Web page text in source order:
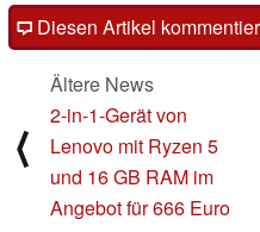
Diesen Artikel
⟨
Ältere News
2-in-1-Gerät von
Lenovo mit Ryzen 5
und 16 GB RAM im
Angebot für 666 Euro